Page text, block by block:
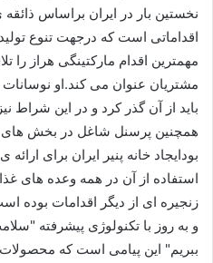
نخستین بار در ایران براساس
اقداماتی است که درجهت تنوع
مهمترین اقدام مارکتینگی هراز
مشتریان عنوان می کند.او
باید از آن گذر کرد و در این شراط
همچنین پرسنل شاغل در بخش های
بودایجاد خانه پنیر ایران برای
استفاده از آن در همه وعده های
زنجیره ای از دیگر اقدامات بوده
و به روز با تکنولوژی پیشرفته
ببریم" این پیامی است که محصولات